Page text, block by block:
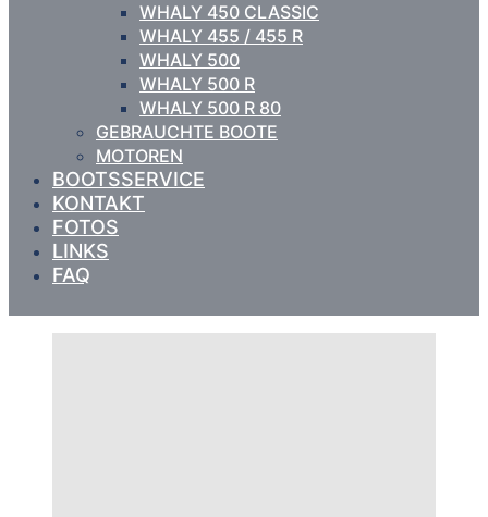
WHALY 450 CLASSIC
WHALY 455 / 455 R
WHALY 500
WHALY 500 R
WHALY 500 R 80
GEBRAUCHTE BOOTE
MOTOREN
BOOTSSERVICE
KONTAKT
FOTOS
LINKS
FAQ